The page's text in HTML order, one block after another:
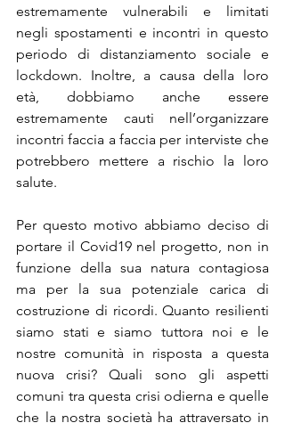
estremamente vulnerabili e limitati
negli spostamenti e incontri in questo
periodo di distanziamento sociale e
lockdown. Inoltre, a causa della loro
età, dobbiamo anche essere
estremamente cauti nell’organizzare
incontri faccia a faccia per interviste che
potrebbero mettere a rischio la loro
salute.
Per questo motivo abbiamo deciso di
portare il Covid19 nel progetto, non in
funzione della sua natura contagiosa
ma per la sua potenziale carica di
costruzione di ricordi. Quanto resilienti
siamo stati e siamo tuttora noi e le
nostre comunità in risposta a questa
nuova crisi? Quali sono gli aspetti
comuni tra questa crisi odierna e quelle
che la nostra società ha attraversato in